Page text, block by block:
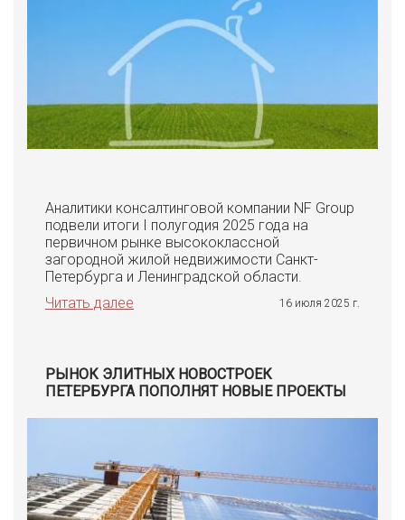
Аналитики консалтинговой компании NF Group
подвели итоги I полугодия 2025 года на
первичном рынке высококлассной
загородной жилой недвижимости Санкт-
Петербурга и Ленинградской области.
Читать далее
16 июля 2025 г.
РЫНОК ЭЛИТНЫХ НОВОСТРОЕК
ПЕТЕРБУРГА ПОПОЛНЯТ НОВЫЕ ПРОЕКТЫ